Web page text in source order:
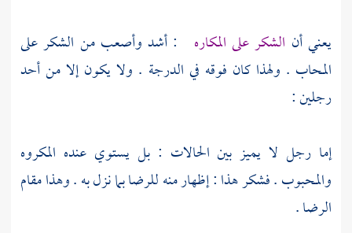
يعني أن الشكر على المكاره
: أشد وأصعب من الشكر على
المحاب . ولهذا كان فوقه في الدرجة . ولا يكون إلا من أحد
رجلين :
إما رجل لا يميز بين الحالات : بل يستوي عنده المكروه
والمحبوب . فشكر هذا : إظهار منه للرضا بما نزل به . وهذا مقام
الرضا .